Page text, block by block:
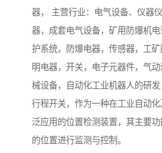
器， 主营行业：电气设备、仪器
器，成套电气设备，矿用防爆机
护系统，防爆电器，传感器，工
明电器，开关，电子元器件，气
械设备，自动化工业机器人的研发
行程开关，作为一种在工业自动
泛应用的位置检测装置，其主要
的位置进行监测与控制。